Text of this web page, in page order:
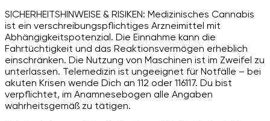
SICHERHEITSHINWEISE & RISIKEN: Medizinisches Cannabis
ist ein verschreibungspflichtiges Arzneimittel mit
Abhängigkeitspotenzial. Die Einnahme kann die
Fahrtüchtigkeit und das Reaktionsvermögen erheblich
einschränken. Die Nutzung von Maschinen ist im Zweifel zu
unterlassen. Telemedizin ist ungeeignet für Notfälle – bei
akuten Krisen wende Dich an 112 oder 116117. Du bist
verpflichtet, im Anamnesebogen alle Angaben
wahrheitsgemäß zu tätigen.